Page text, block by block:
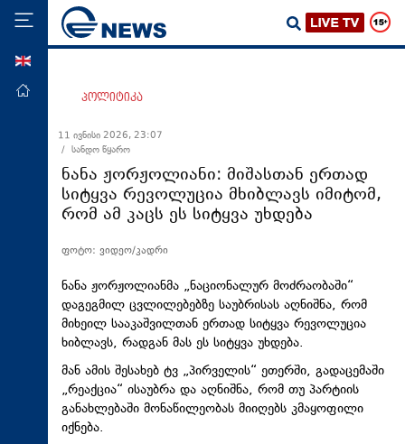
მთავარი
ეკონომიკა
მსოფლიო
ჯანდაცვა
თავდაცვა
რეგიონი
სპორტი
ტექნოლოგიები
პოლიტიკა
11 ივნისი 2026, 23:07
/ სანდო წყარო
ნანა ჟორჟოლიანი: მიშასთან ერთად
სიტყვა რევოლუცია მხიბლავს იმიტომ,
რომ ამ კაცს ეს სიტყვა უხდება
ფოტო: ვიდეო/კადრი
ნანა ჟორჟოლიანმა „ნაციონალურ მოძრაობაში“
დაგეგმილ ცვლილებებზე საუბრისას აღნიშნა, რომ
მიხეილ სააკაშვილთან ერთად სიტყვა რევოლუცია
ხიბლავს, რადგან მას ეს სიტყვა უხდება.
მან ამის შესახებ ტვ „პირველის“ ეთერში, გადაცემაში
„რეაქცია“ ისაუბრა და აღნიშნა, რომ თუ პარტიის
განახლებაში მონაწილეობას მიიღებს კმაყოფილი
იქნება.